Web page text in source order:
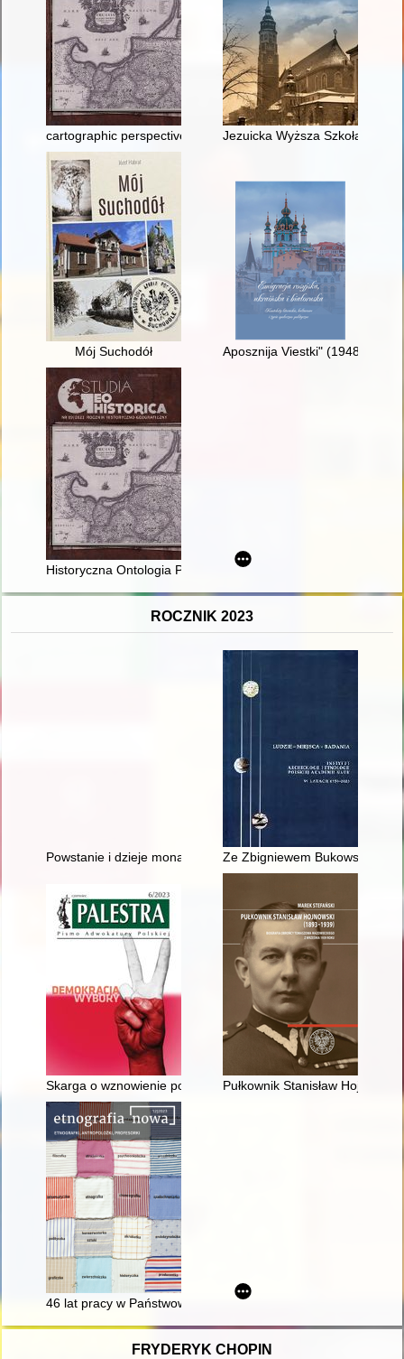
cartographic perspective of the sports geography : football
Jezuicka Wyższa Szkoła
Mój Suchodół Aposznija Viestki" (1948) :
Historyczna Ontologia Przestrzeni Miejskiej : komunikat o
ROCZNIK 2023
Powstanie i dzieje monasteru Przemienienia Pańskiego w
Ze Zbigniewem Bukowskim
Skarga o wznowienie postępowania w sprawie o
Pułkownik Stanisław
46 lat pracy w Państwowym Muzeum Etnograficznym :
FRYDERYK CHOPIN